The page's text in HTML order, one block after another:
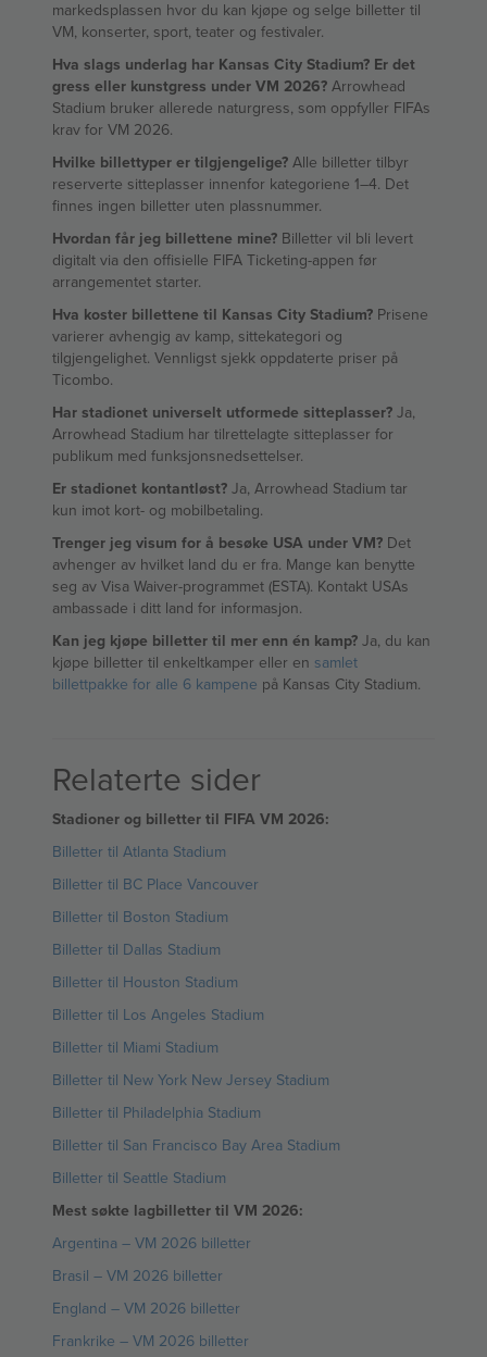
markedsplassen hvor du kan kjøpe og selge billetter til
VM, konserter, sport, teater og festivaler.
Hva slags underlag har Kansas City Stadium? Er det
gress eller kunstgress under VM 2026? Arrowhead
Stadium bruker allerede naturgress, som oppfyller FIFAs
krav for VM 2026.
Hvilke billettyper er tilgjengelige? Alle billetter tilbyr
reserverte sitteplasser innenfor kategoriene 1–4. Det
finnes ingen billetter uten plassnummer.
Hvordan får jeg billettene mine? Billetter vil bli levert
digitalt via den offisielle FIFA Ticketing-appen før
arrangementet starter.
Hva koster billettene til Kansas City Stadium? Prisene
varierer avhengig av kamp, sittekategori og
tilgjengelighet. Vennligst sjekk oppdaterte priser på
Ticombo.
Har stadionet universelt utformede sitteplasser? Ja,
Arrowhead Stadium har tilrettelagte sitteplasser for
publikum med funksjonsnedsettelser.
Er stadionet kontantløst? Ja, Arrowhead Stadium tar
kun imot kort- og mobilbetaling.
Trenger jeg visum for å besøke USA under VM? Det
avhenger av hvilket land du er fra. Mange kan benytte
seg av Visa Waiver-programmet (ESTA). Kontakt USAs
ambassade i ditt land for informasjon.
Kan jeg kjøpe billetter til mer enn én kamp? Ja, du kan
kjøpe billetter til enkeltkamper eller en samlet
billettpakke for alle 6 kampene på Kansas City Stadium.
Relaterte sider
Stadioner og billetter til FIFA VM 2026:
Billetter til Atlanta Stadium
Billetter til BC Place Vancouver
Billetter til Boston Stadium
Billetter til Dallas Stadium
Billetter til Houston Stadium
Billetter til Los Angeles Stadium
Billetter til Miami Stadium
Billetter til New York New Jersey Stadium
Billetter til Philadelphia Stadium
Billetter til San Francisco Bay Area Stadium
Billetter til Seattle Stadium
Mest søkte lagbilletter til VM 2026:
Argentina – VM 2026 billetter
Brasil – VM 2026 billetter
England – VM 2026 billetter
Frankrike – VM 2026 billetter